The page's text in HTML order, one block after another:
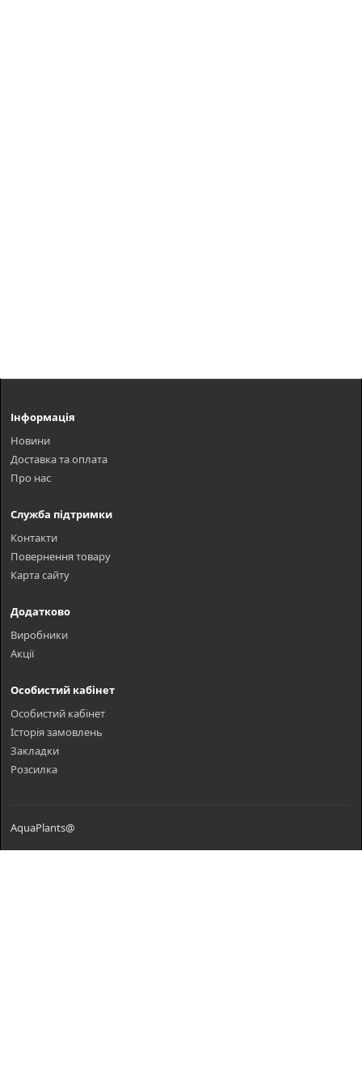
Інформація
Новини
Доставка та оплата
Про нас
Служба підтримки
Контакти
Повернення товару
Карта сайту
Додатково
Виробники
Акції
Особистий кабінет
Особистий кабінет
Історія замовлень
Закладки
Розсилка
AquaPlants@